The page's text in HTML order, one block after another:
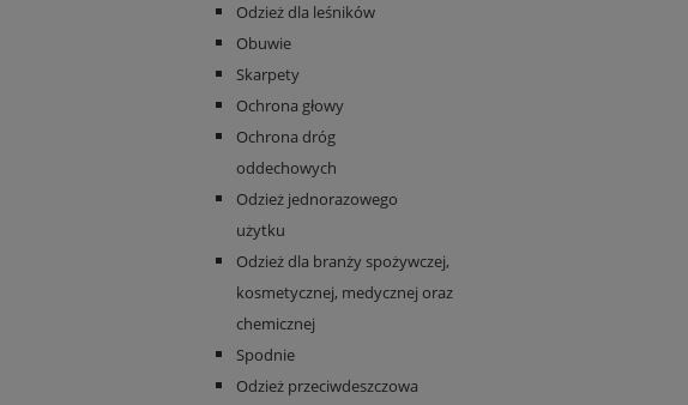
Odzież dla leśników
Obuwie
Skarpety
Ochrona głowy
Ochrona dróg
oddechowych
Odzież jednorazowego
użytku
Odzież dla branży spożywczej,
kosmetycznej, medycznej oraz
chemicznej
Spodnie
Odzież przeciwdeszczowa